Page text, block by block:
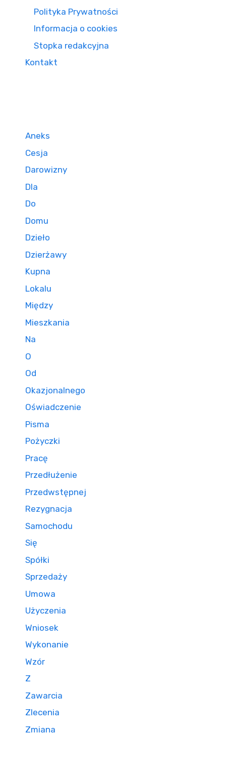
Polityka Prywatności
Informacja o cookies
Stopka redakcyjna
Kontakt
Aneks
Cesja
Darowizny
Dla
Do
Domu
Dzieło
Dzierżawy
Kupna
Lokalu
Między
Mieszkania
Na
O
Od
Okazjonalnego
Oświadczenie
Pisma
Pożyczki
Pracę
Przedłużenie
Przedwstępnej
Rezygnacja
Samochodu
Się
Spółki
Sprzedaży
Umowa
Użyczenia
Wniosek
Wykonanie
Wzór
Z
Zawarcia
Zlecenia
Zmiana